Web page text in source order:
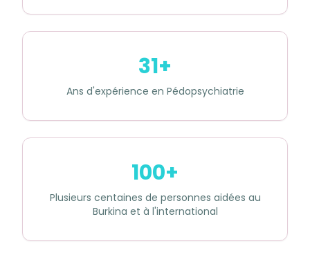
31+
Ans d'expérience en Pédopsychiatrie
100+
Plusieurs centaines de personnes aidées au
Burkina et à l'international